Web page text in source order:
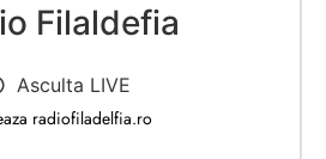
Filaldefia
Asculta LIVE
radiofiladelfia.ro